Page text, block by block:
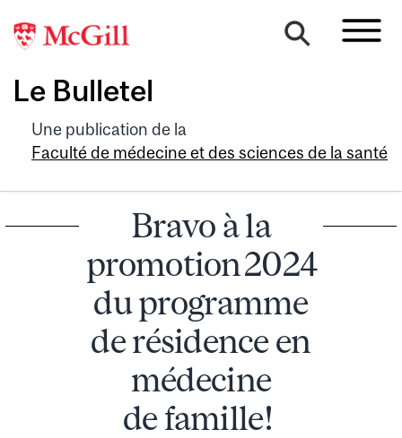
Le Bulletel
Une publication de la
Faculté de médecine et des sciences de la santé
Bravo à la
promotion 2024
du programme
de résidence en
médecine
de famille!